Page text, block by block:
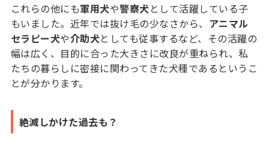
これらの他にも軍用犬や警察犬として活躍している子
もいました。近年では抜け毛の少なさから、 アニマル
セラピー犬や介助犬としても従事するなど、その活躍の
幅は広く、目的に合った大きさに改良が重ねられ、私
たちの暮らしに密接に関わってきた犬種であるというこ
とが分かります。
絶滅しかけた過去も？